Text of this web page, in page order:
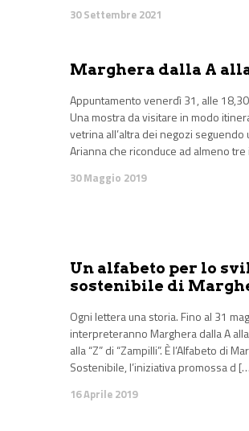
30 Settembre 2021
Marghera dalla A
Appuntamento venerdì 31, alle
Una mostra da visitare in modo
vetrina all’altra dei negozi seguendo
Arianna che riconduce ad almeno
30 Maggio 2019
Un alfabeto per lo
sostenibile di
Ogni lettera una storia. Fino al 31
interpreteranno Marghera dalla A alla
alla “Z” di “Zampilli”. È l’Alfabeto di
Sostenibile, l’iniziativa promossa d
16 Aprile 2019